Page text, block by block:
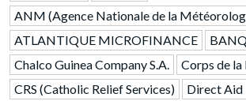
ANM (Agence Nationale de la
ATLANTIQUE MICROFINANCE
Chalco Guinea Company S.A.
Corps de la
CRS (Catholic Relief Services)
Direct Aid